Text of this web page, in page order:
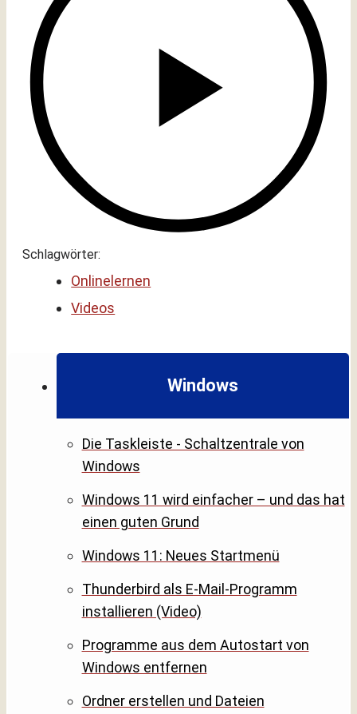
Windows
Die Taskleiste - Schaltzentrale von
Windows
Windows 11 wird einfacher – und das hat
einen guten Grund
Windows 11: Neues Startmenü
Thunderbird als E-Mail-Programm
installieren (Video)
Programme aus dem Autostart von
Windows entfernen
Ordner erstellen und Dateien
Schlagwörter:
Onlinelernen
Videos